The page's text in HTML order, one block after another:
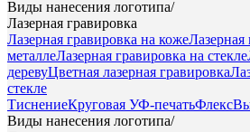
Виды нанесения логотипа/
Лазерная гравировка
Лазерная гравировка на кожеЛазерная
металлеЛазерная гравировка на стекле
деревуЦветная лазерная гравировка
стекле
ТиснениеКруговая УФ-печатьФлекс
Виды нанесения логотипа/